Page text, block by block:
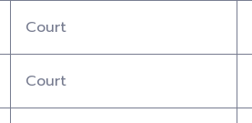
Court
Court